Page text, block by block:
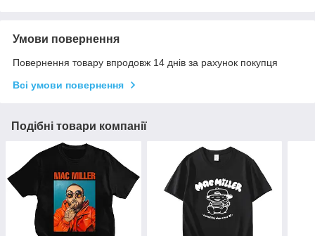
Умови повернення
Повернення товару впродовж 14 днів за рахунок покупця
Всі умови повернення
Подібні товари компанії